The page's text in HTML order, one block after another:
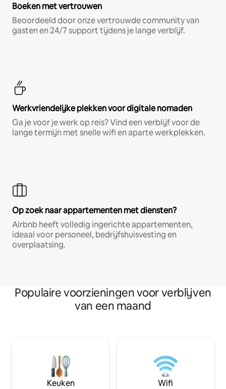
Boeken met vertrouwen
Beoordeeld door onze vertrouwde community van
gasten en 24/7 support tijdens je lange verblijf.
Werkvriendelijke plekken voor digitale nomaden
Ga je voor je werk op reis? Vind een verblijf voor de
lange termijn met snelle wifi en aparte werkplekken.
Op zoek naar appartementen met diensten?
Airbnb heeft volledig ingerichte appartementen,
ideaal voor personeel, bedrijfshuisvesting en
overplaatsing.
Populaire voorzieningen voor verblijven
van een maand
Keuken Wifi